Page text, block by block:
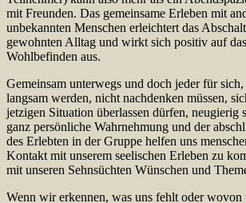
mit Freunden. Das gemeinsame Erleben mit
unbekannten Menschen erleichtert das
gewohnten Alltag und wirkt sich positiv auf
Wohlbefinden aus.
Gemeinsam unterwegs und doch jeder für
langsam werden, nicht nachdenken müssen,
jetzigen Situation überlassen dürfen, neugierig
ganz persönliche Wahrnehmung und der
des Erlebten in der Gruppe helfen uns
Kontakt mit unserem seelischen Erleben zu
mit unseren Sehnsüchten Wünschen und
Wenn wir erkennen, was uns fehlt oder